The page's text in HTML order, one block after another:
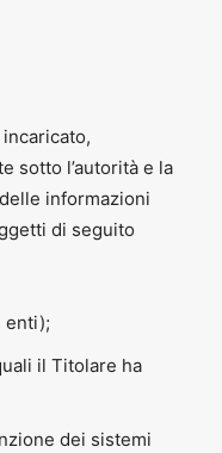
sotto l’autorità e la
informazioni
di seguito
enti);
il Titolare ha
dei sistemi